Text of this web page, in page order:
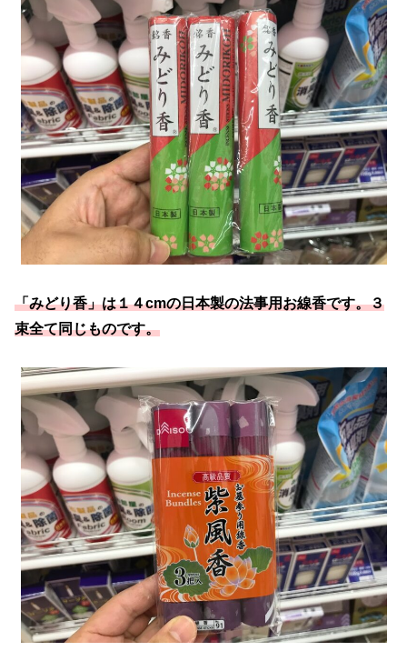
「みどり香」は１４cmの日本製の法事用お線香です。３
束全て同じものです。